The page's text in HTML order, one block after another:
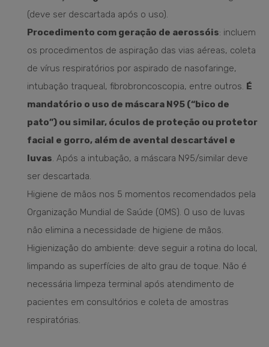
(deve ser descartada após o uso).
Procedimento com geração de aerossóis: incluem
os procedimentos de aspiração das vias aéreas, coleta
de vírus respiratórios por aspirado de nasofaringe,
intubação traqueal, fibrobroncoscopia, entre outros. É
mandatório o uso de máscara N95 (“bico de
pato”) ou similar, óculos de proteção ou protetor
facial e gorro, além de avental descartável e
luvas. Após a intubação, a máscara N95/similar deve
ser descartada.
Higiene de mãos nos 5 momentos recomendados pela
Organização Mundial de Saúde (OMS). O uso de luvas
não elimina a necessidade de higiene de mãos.
Higienização do ambiente: deve seguir a rotina do local,
limpando as superfícies de alto grau de toque. Não é
necessária limpeza terminal após atendimento de
pacientes em consultórios e coleta de amostras
respiratórias.